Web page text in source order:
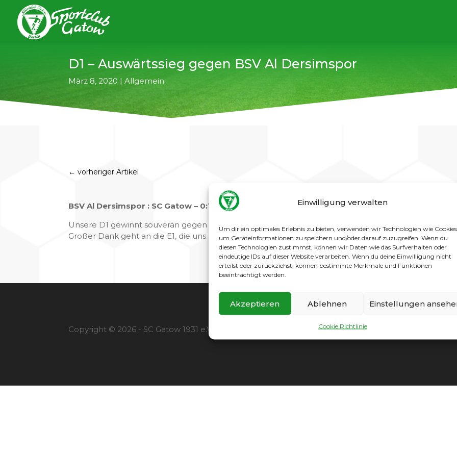
Einwilligung verwalten
Um dir ein optimales Erlebnis zu bieten, verwenden wir Technologien wie Cookies,
um Geräteinformationen zu speichern und/oder darauf zuzugreifen. Wenn du
diesen Technologien zustimmst, können wir Daten wie das Surfverhalten oder
eindeutige IDs auf dieser Website verarbeiten. Wenn du deine Einwilligung nicht
erteilst oder zurückziehst, können bestimmte Merkmale und Funktionen
beeinträchtigt werden.
Akzeptieren Ablehnen Einstellungen
Cookie Richtlinie
D1 – Auswärtssieg gegen BSV Al Dersimspor
März 8, 2020 |Allgemein
←vorheriger Artikel
BSV Al Dersimspor : SC Gatow – 0:12
Unsere D1 gewinnt souverän gegen den BSV Al Dersimspor. Die Tore von Lenni, Owe, Basti, Jeppe
Großer Dank geht an die E1, die uns mit drei Spielern ausgeholfen hat.
Copyright © 2026 - SC Gatow 1931 e.V. | Datenschutz|Cookie Richtlinie